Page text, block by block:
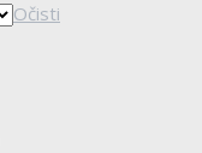
Očisti